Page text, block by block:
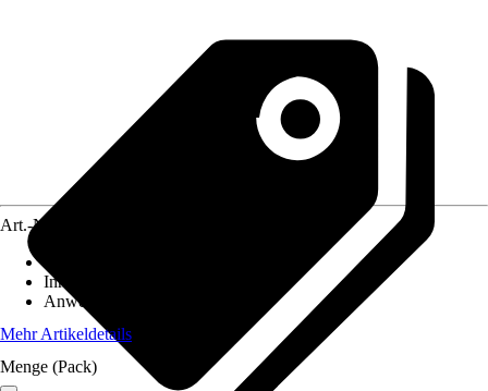
Art.-Nr.
Inhalt
Anwendungsbereich
Mehr Artikeldetails
Menge (Pack)